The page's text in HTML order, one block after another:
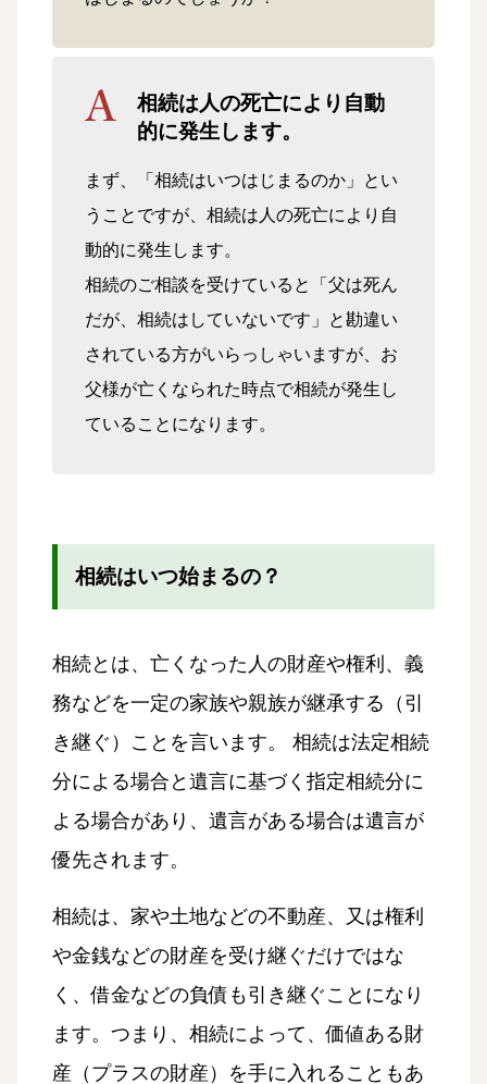
相続は人の死亡により自動
的に発生します。
まず、「相続はいつはじまるのか」とい
うことですが、相続は人の死亡により自
動的に発生します。
相続のご相談を受けていると「父は死ん
だが、相続はしていないです」と勘違い
されている方がいらっしゃいますが、お
父様が亡くなられた時点で相続が発生し
ていることになります。
相続はいつ始まるの？
相続とは、亡くなった人の財産や権利、義
務などを一定の家族や親族が継承する（引
き継ぐ）ことを言います。 相続は法定相続
分による場合と遺言に基づく指定相続分に
よる場合があり、遺言がある場合は遺言が
優先されます。
相続は、家や土地などの不動産、又は権利
や金銭などの財産を受け継ぐだけではな
く、借金などの負債も引き継ぐことになり
ます。つまり、相続によって、価値ある財
産（プラスの財産）を手に入れることもあ